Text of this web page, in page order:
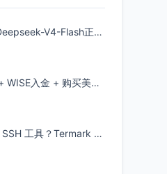
七牛云已经能用上Deepseek-V4-Flash正式版了，点此领取300万Token
美国第一证券开户 + WISE入金 + 购买美股全流程分享
还在用老式 SSH 工具？Termark 新一代跨平台智能SSH客户端了解一下